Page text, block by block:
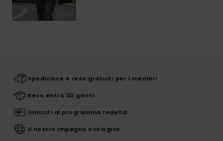
Spedizione e reso gratuiti per i membri
Reso entro 30 giorni
Unisciti al programma fedeltà
Il nostro impegno ecologico